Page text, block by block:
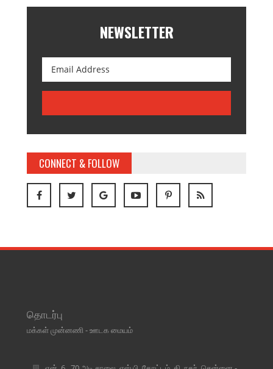
NEWSLETTER
CONNECT & FOLLOW
தொடர்பு
மக்கள் முன்னணி - ஊடக மையம்